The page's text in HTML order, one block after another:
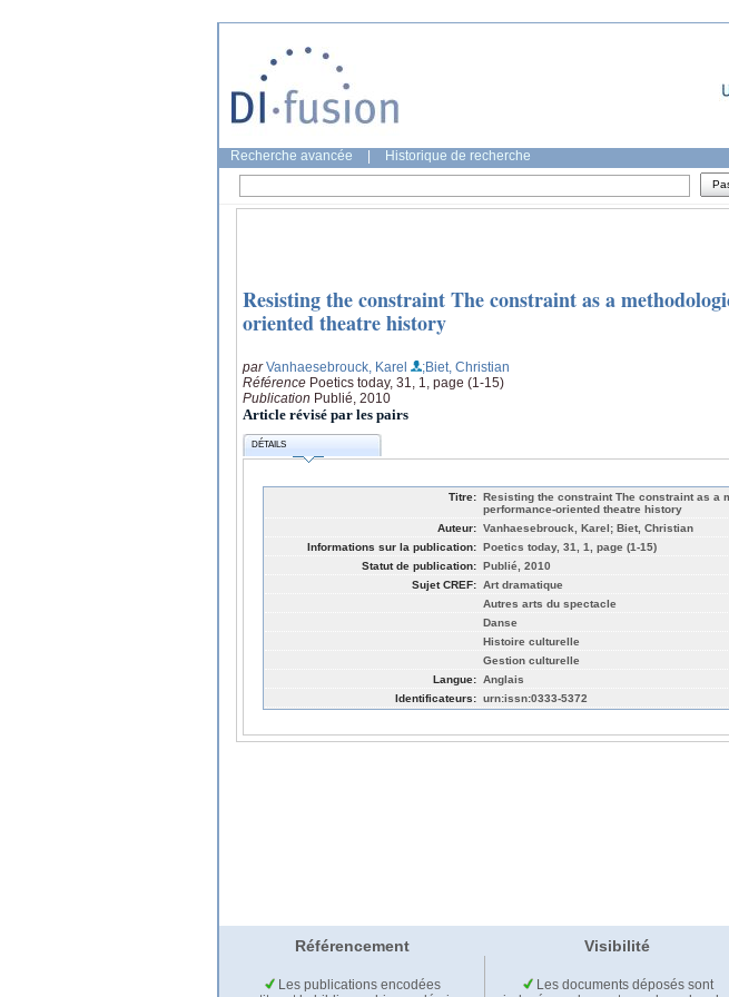
Recherche avancée Historique de recherche
Resisting the constraint The constraint as a
oriented theatre history
parVanhaesebrouck, Karel
;Biet, Christian
Référence Poetics today, 31, 1, page (1-15)
Publication Publié, 2010
Article révisé par les pairs
DÉTAILS
Titre: Resisting the constraint The constraint as a
performance-oriented theatre history
Auteur: Vanhaesebrouck, Karel; Biet, Christian
Informations sur la publication: Poetics today, 31, 1, page (1-15)
Statut de publication: Publié, 2010
Sujet CREF: Art dramatique
Autres arts du spectacle
Danse
Histoire culturelle
Gestion culturelle
Langue: Anglais
Identificateurs: urn:issn:0333-5372
Référencement Visibilité
Les publications encodées
Les documents déposés sont